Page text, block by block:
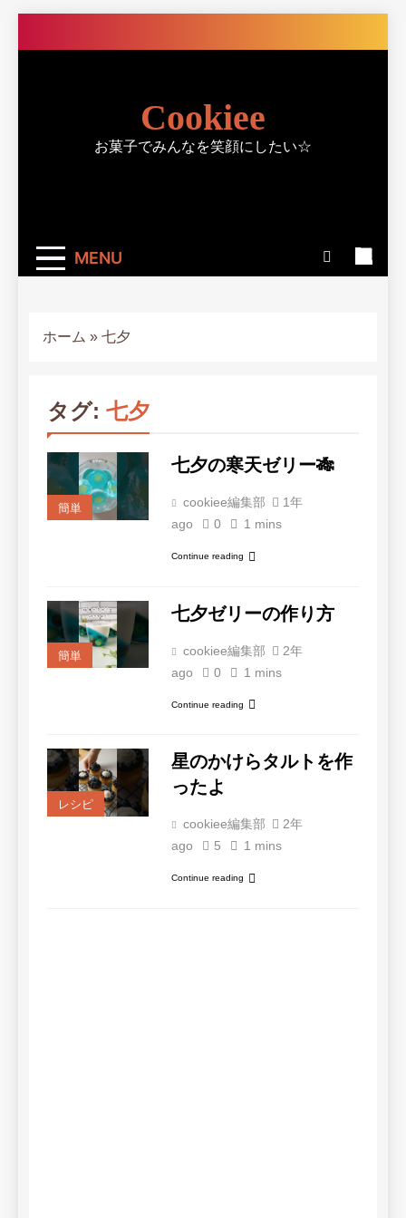
Cookiee
お菓子でみんなを笑顔にしたい☆
MENU
ホーム » 七夕
タグ: 七夕
簡単
七夕の寒天ゼリー🎋
cookiee編集部
1年
ago
0 1 mins
Continue reading
簡単
七夕ゼリーの作り方
cookiee編集部
2年
ago
0 1 mins
Continue reading
レシピ
星のかけらタルトを作
ったよ
cookiee編集部
2年
ago
5 1 mins
Continue reading